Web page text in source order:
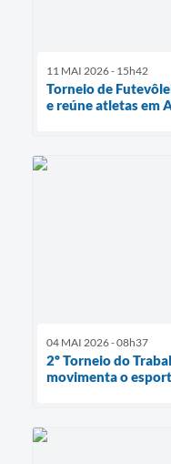
11 MAI 2026 - 15h42
Torneio de
e reúne atletas em
04 MAI 2026 - 08h37
2º Torneio do
movimenta o